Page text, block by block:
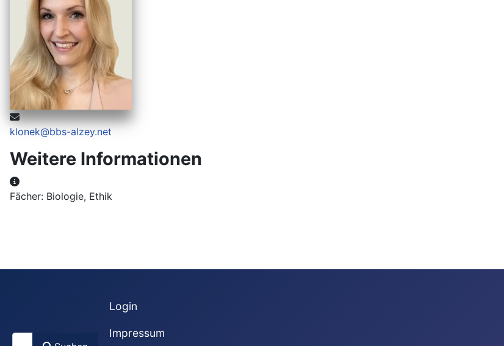
E-Mail:
klonek@bbs-alzey.net
Weitere Informationen
Weitere Informationen
Fächer: Biologie, Ethik
Suchen
Login
Impressum